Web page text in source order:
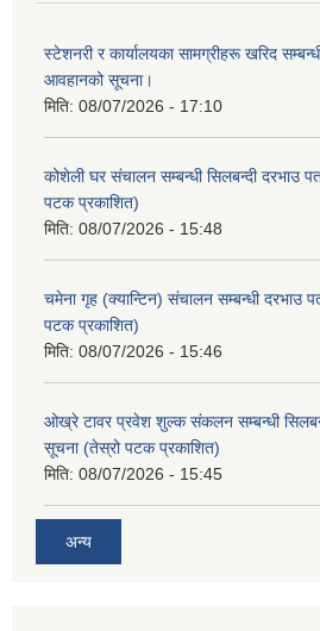
स्टेशनरी र कार्यालयका सामग्रीहरू खरिद
आवहानको सूचना।
मिति: 08/07/2026 - 17:10
कोशेली घर संचालन सम्बन्धी सिलबन्दी दरभाउ
पटक प्रकाशित)
मिति: 08/07/2026 - 15:48
चमेना गृह (क्यान्टिन) संचालन सम्बन्धी दरभाउ
पटक प्रकाशित)
मिति: 08/07/2026 - 15:46
ओख्रे टावर प्रवेश शुल्क संकलन सम्बन्धी
सूचना (तेस्रो पटक प्रकाशित)
मिति: 08/07/2026 - 15:45
अन्य